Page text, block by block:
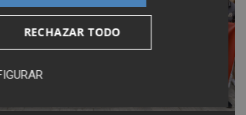
RECHAZAR TODO